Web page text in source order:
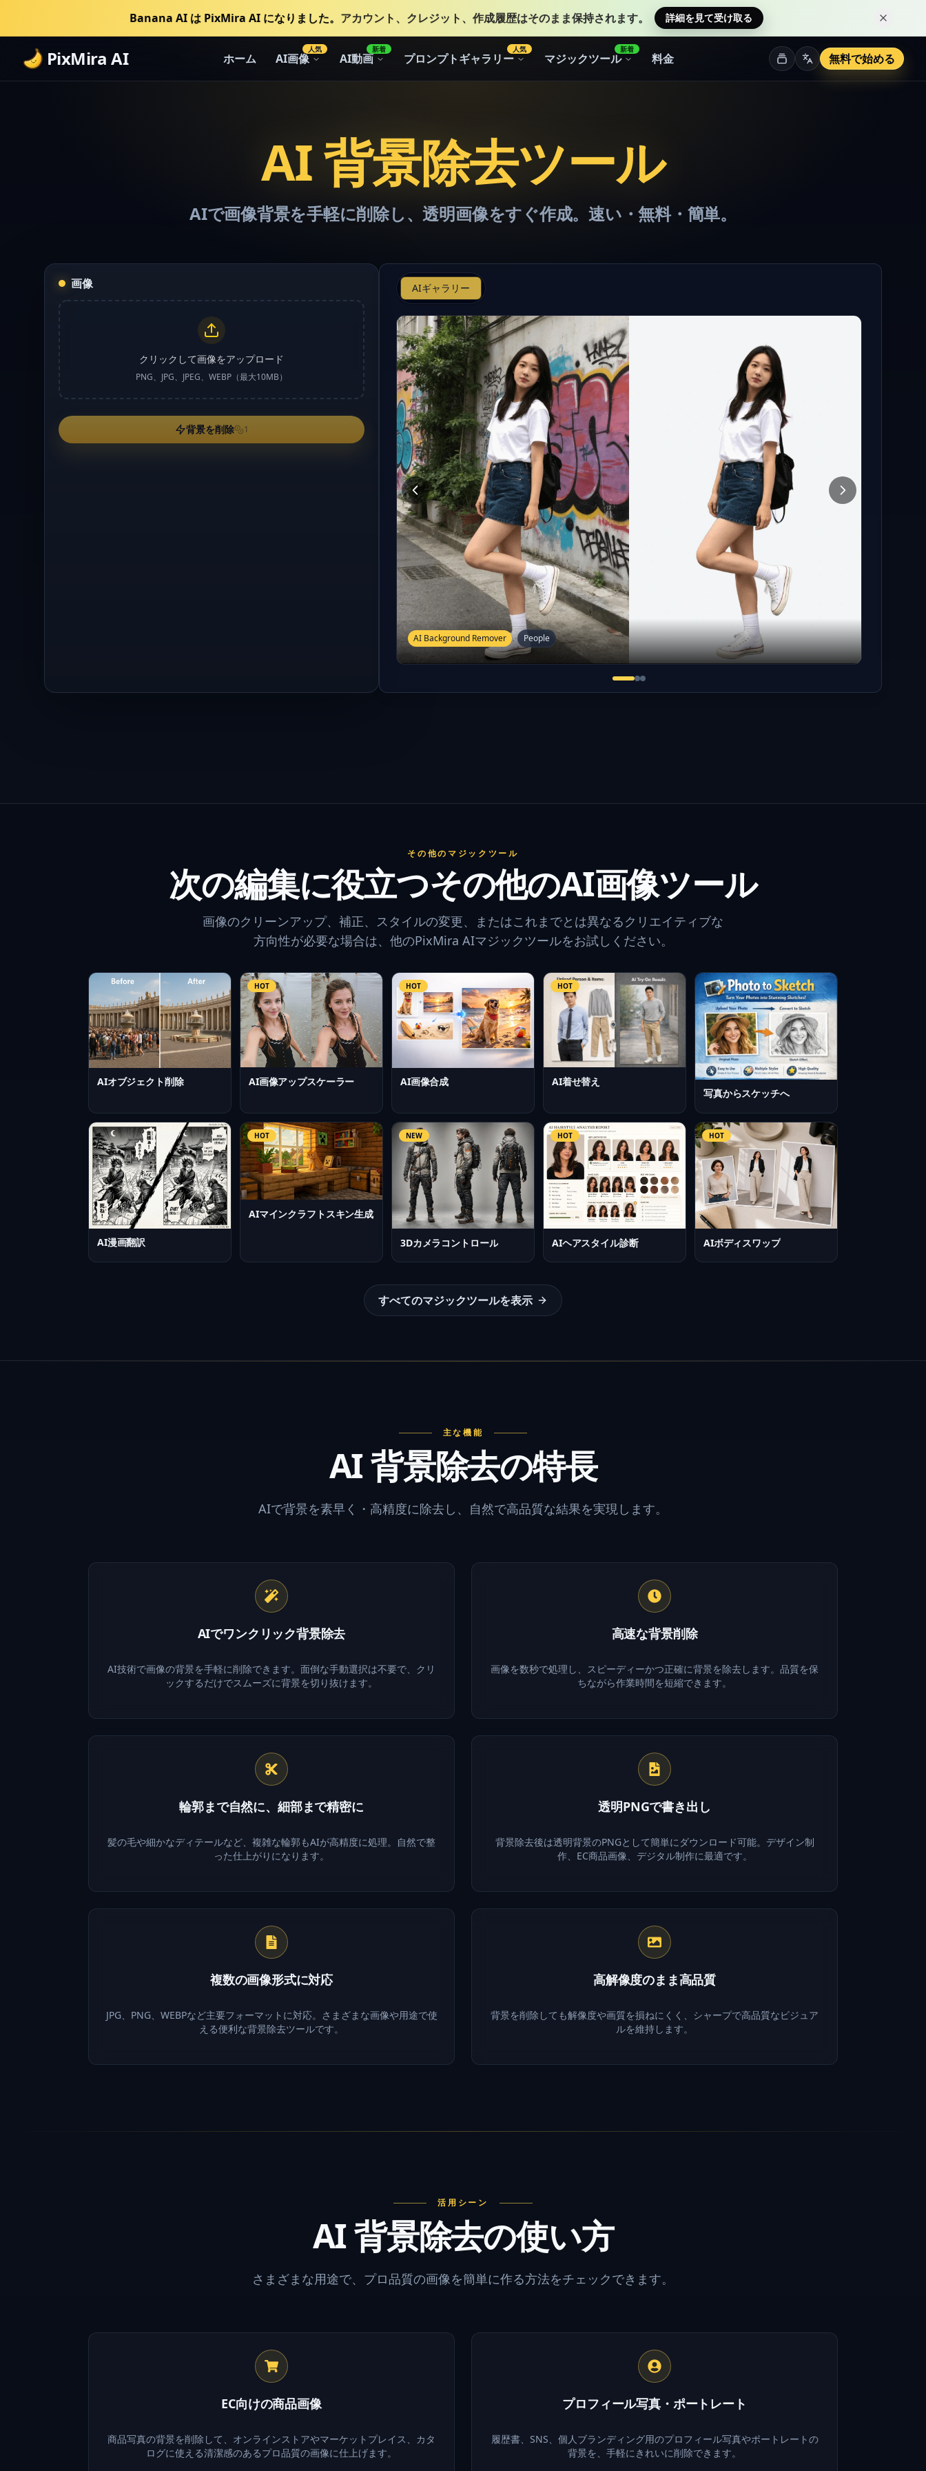
Banana AI は PixMira AI になりました。 アカウント、クレジット、作成履歴はそのまま保持されます。 詳細を見て受け取る このお
PixMira AI ホーム AI画像
人気
AI動画
新着
プロンプトギャラリー
人気
マジックツール
新着
料金 無料で始める
AI 背景除去ツール
AIで画像背景を手軽に削除し、透明画像をすぐ作成。速い・無料・簡単。
画像
クリックして画像をアップロード
PNG、JPG、JPEG、WEBP（最大10MB）
背景を削除 1
AIギャラリー
AI Background Remover People
その他のマジックツール
次の編集に役立つその他のAI画像ツール
画像のクリーンアップ、補正、スタイルの変更、またはこれまでとは異なるクリエイティブな
方向性が必要な場合は、他のPixMira AIマジックツールをお試しください。
AIオブジェクト削除
HOT
AI画像アップスケーラー
HOT
AI画像合成
HOT
AI着せ替え
写真からスケッチへ
AI漫画翻訳
HOT
AIマインクラフトスキン生成
NEW
3Dカメラコントロール
HOT
AIヘアスタイル診断
HOT
AIボディスワップ
すべてのマジックツールを表示
主な機能
AI 背景除去の特長
AIで背景を素早く・高精度に除去し、自然で高品質な結果を実現します。
AIでワンクリック背景除去
AI技術で画像の背景を手軽に削除できます。面倒な手動選択は不要で、クリ
ックするだけでスムーズに背景を切り抜けます。
高速な背景削除
画像を数秒で処理し、スピーディーかつ正確に背景を除去します。品質を保
ちながら作業時間を短縮できます。
輪郭まで自然に、細部まで精密に
髪の毛や細かなディテールなど、複雑な輪郭もAIが高精度に処理。自然で整
った仕上がりになります。
透明PNGで書き出し
背景除去後は透明背景のPNGとして簡単にダウンロード可能。デザイン制
作、EC商品画像、デジタル制作に最適です。
複数の画像形式に対応
JPG、PNG、WEBPなど主要フォーマットに対応。さまざまな画像や用途で使
える便利な背景除去ツールです。
高解像度のまま高品質
背景を削除しても解像度や画質を損ねにくく、シャープで高品質なビジュア
ルを維持します。
活用シーン
AI 背景除去の使い方
さまざまな用途で、プロ品質の画像を簡単に作る方法をチェックできます。
EC向けの商品画像
商品写真の背景を削除して、オンラインストアやマーケットプレイス、カタ
ログに使える清潔感のあるプロ品質の画像に仕上げます。
プロフィール写真・ポートレート
履歴書、SNS、個人ブランディング用のプロフィール写真やポートレートの
背景を、手軽にきれいに削除できます。